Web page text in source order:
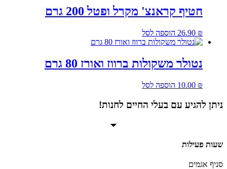
חטיף קראנצ' מקרל ופטל 200 גרם
26.90 ₪ הוספה לסל
נטולר משקולות ברווז ואורז 80 גרם
10.00 ₪ הוספה לסל
ניתן להגיע עם בעלי החיים לחנות!
שעות פעילות
סניף אגמים